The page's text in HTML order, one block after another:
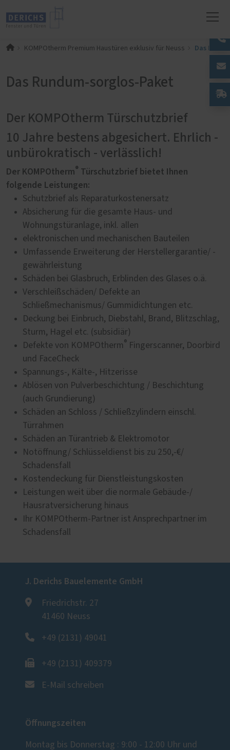
KOMPOtherm Premium Haustüren exklusiv für Neuss Das
Das Rundum-sorglos-Paket
Der KOMPOtherm Türschutzbrief
10 Jahre bestens abgesichert. Ehrlich -
unbürokratisch - verlässlich!
Der KOMPOtherm® Türschutzbrief bietet Ihnen
folgende Leistungen:
Schutzbrief als Reparaturkostenersatz
Absicherung für die gesamte Haus- und
Wohnungstüranlage, inkl. allen
elektronischen und mechanischen Bauteilen
Umfassende Erweiterung der Herstellergarantie/ -
gewährleistung
Schäden bei Glasbruch, Erblinden des Glases o.ä.
Verschleißschäden/ Defekte an
Schließmechanismus/ Gummidichtungen etc.
Deckung bei Einbruch, Diebstahl, Brand, Blitzschlag,
Sturm, Hagel etc. (subsidiär)
Defekte von KOMPOtherm ® Fingerscanner, Doorbird
und FaceCheck
Spannungs-, Kälte-, Hitzerisse
Ablösen von Pulverbeschichtung / Beschichtung
(auch Grundierung)
Schäden an Schloss / Schließzylindern einschl.
Türrahmen
Schäden an Türantrieb & Elektromotor
Notöffnung/ Schlüsseldienst bis zu 250,-€/
Schadensfall
Kostendeckung für Dienstleistungskosten
Leistungen weit über die normale Gebäude-/
Hausratversicherung hinaus
Ihr KOMPOtherm-Partner ist Ansprechpartner im
Schadensfall
J. Derichs Bauelemente GmbH
Friedrichstr. 27
41460 Neuss
+49 (2131) 49041
+49 (2131) 409379
E-Mail schreiben
Öffnungszeiten
Montag bis Donnerstag : 9:00 - 12:00 Uhr und